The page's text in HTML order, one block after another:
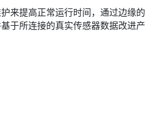
来提高正常运行时间，通过边缘的
于所连接的真实传感器数据改进产